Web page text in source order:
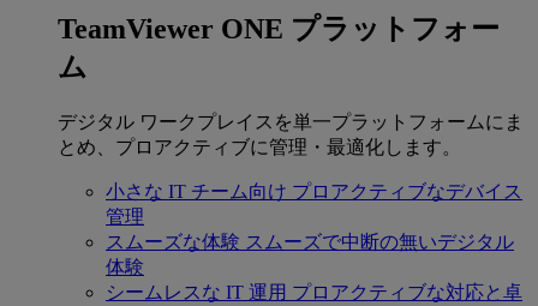
TeamViewer ONE プラットフォー
ム
デジタル ワークプレイスを単一プラットフォームにま
とめ、プロアクティブに管理・最適化します。
小さな IT チーム向け プロアクティブなデバイス
管理
スムーズな体験 スムーズで中断の無いデジタル
体験
シームレスな IT 運用 プロアクティブな対応と卓